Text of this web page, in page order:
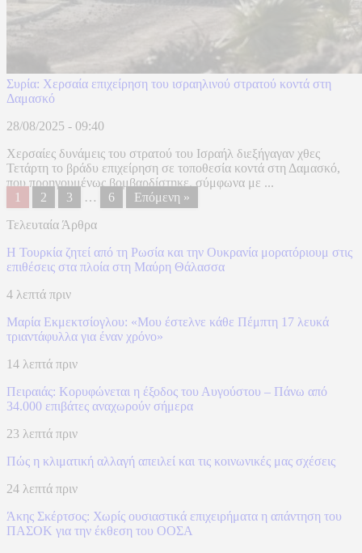
Συρία: Χερσαία επιχείρηση του ισραηλινού στρατού κοντά στη
Δαμασκό
28/08/2025 - 09:40
Χερσαίες δυνάμεις του στρατού του Ισραήλ διεξήγαγαν χθες
Τετάρτη το βράδυ επιχείρηση σε τοποθεσία κοντά στη Δαμασκό,
που προηγουμένως βομβαρδίστηκε, σύμφωνα με ...
1
2 3 … 6
Επόμενη »
Τελευταία Άρθρα
Η Τουρκία ζητεί από τη Ρωσία και την Ουκρανία μορατόριουμ στις
επιθέσεις στα πλοία στη Μαύρη Θάλασσα
4 λεπτά πριν
Μαρία Εκμεκτσίογλου: «Mου έστελνε κάθε Πέμπτη 17 λευκά
τριαντάφυλλα για έναν χρόνο»
14 λεπτά πριν
Πειραιάς: Κορυφώνεται η έξοδος του Αυγούστου – Πάνω από
34.000 επιβάτες αναχωρούν σήμερα
23 λεπτά πριν
Πώς η κλιματική αλλαγή απειλεί και τις κοινωνικές μας σχέσεις
24 λεπτά πριν
Άκης Σκέρτσος: Χωρίς ουσιαστικά επιχειρήματα η απάντηση του
ΠΑΣΟΚ για την έκθεση του ΟΟΣΑ